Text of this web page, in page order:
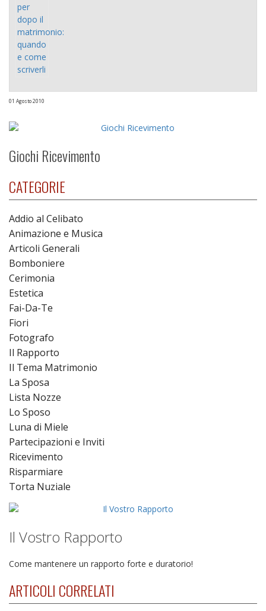
01 Agosto 2010
Giochi Ricevimento
CATEGORIE
Addio al Celibato
Animazione e Musica
Articoli Generali
Bomboniere
Cerimonia
Estetica
Fai-Da-Te
Fiori
Fotografo
Il Rapporto
Il Tema Matrimonio
La Sposa
Lista Nozze
Lo Sposo
Luna di Miele
Partecipazioni e Inviti
Ricevimento
Risparmiare
Torta Nuziale
Il Vostro Rapporto
Come mantenere un rapporto forte e duratorio!
ARTICOLI CORRELATI